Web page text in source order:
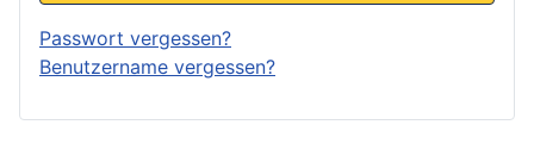
Passwort vergessen?
Benutzername vergessen?